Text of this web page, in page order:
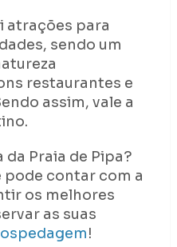
atrações para
sendo um
restaurantes e
assim, vale a
Praia de Pipa?
pode contar com a
os melhores
as suas
!